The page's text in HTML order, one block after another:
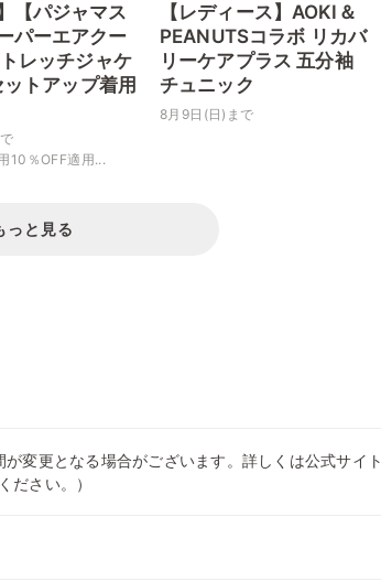
【パジャマス
パーエアクー
レッチジャケ
トアップ着用
10％OFF適用...
【レディース】AOKI＆
PEANUTSコラボ リカバ
リーケアプラス 五分袖
チュニック
8月9日(日)まで
っと見る
変更となる場合がございます。詳しくは公式サイト
ださい。）